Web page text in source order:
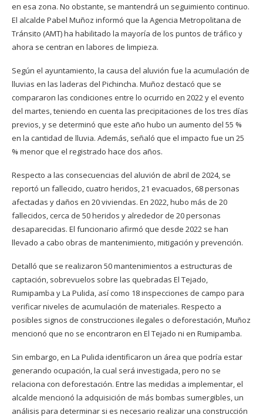
en esa zona. No obstante, se mantendrá un seguimiento continuo.
El alcalde Pabel Muñoz informó que la Agencia Metropolitana de
Tránsito (AMT) ha habilitado la mayoría de los puntos de tráfico y
ahora se centran en labores de limpieza.
Según el ayuntamiento, la causa del aluvión fue la acumulación de
lluvias en las laderas del Pichincha. Muñoz destacó que se
compararon las condiciones entre lo ocurrido en 2022 y el evento
del martes, teniendo en cuenta las precipitaciones de los tres días
previos, y se determinó que este año hubo un aumento del 55 %
en la cantidad de lluvia. Además, señaló que el impacto fue un 25
% menor que el registrado hace dos años.
Respecto a las consecuencias del aluvión de abril de 2024, se
reportó un fallecido, cuatro heridos, 21 evacuados, 68 personas
afectadas y daños en 20 viviendas. En 2022, hubo más de 20
fallecidos, cerca de 50 heridos y alrededor de 20 personas
desaparecidas. El funcionario afirmó que desde 2022 se han
llevado a cabo obras de mantenimiento, mitigación y prevención.
Detalló que se realizaron 50 mantenimientos a estructuras de
captación, sobrevuelos sobre las quebradas El Tejado,
Rumipamba y La Pulida, así como 18 inspecciones de campo para
verificar niveles de acumulación de materiales. Respecto a
posibles signos de construcciones ilegales o deforestación, Muñoz
mencionó que no se encontraron en El Tejado ni en Rumipamba.
Sin embargo, en La Pulida identificaron un área que podría estar
generando ocupación, la cual será investigada, pero no se
relaciona con deforestación. Entre las medidas a implementar, el
alcalde mencionó la adquisición de más bombas sumergibles, un
análisis para determinar si es necesario realizar una construcción